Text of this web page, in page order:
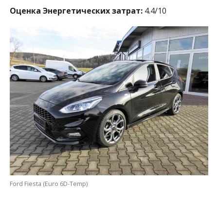
Оценка Энергетических затрат: 4.4/10
Ford Fiesta (Euro 6D-Temp)